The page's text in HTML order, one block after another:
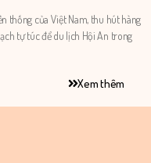
thống của Việt Nam, thu hút hàng
tự túc để du lịch Hội An trong
Xem thêm